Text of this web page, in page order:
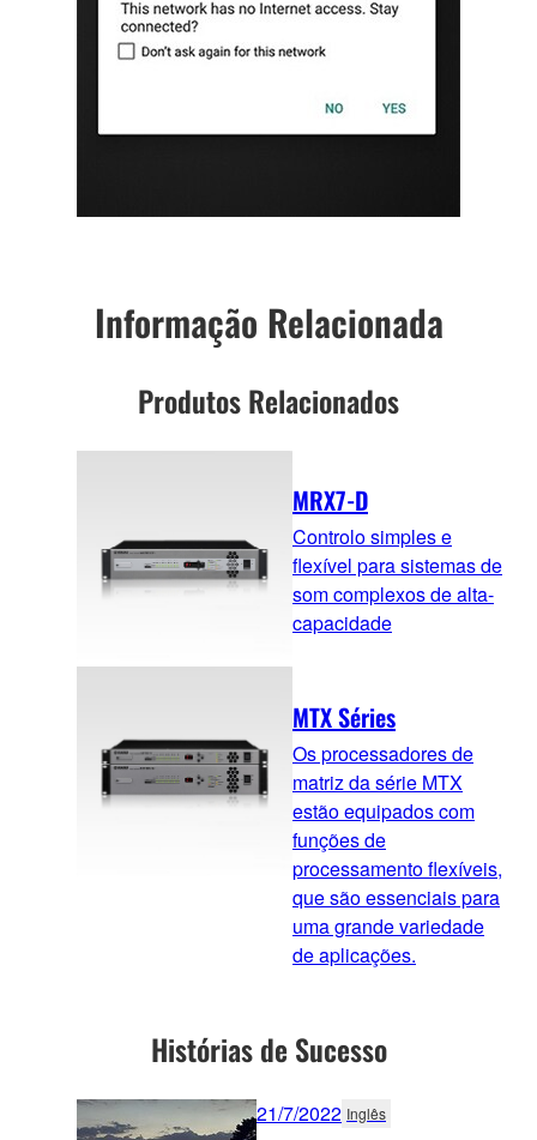
Informação Relacionada
Produtos Relacionados
MRX7-D
Controlo simples e
flexível para sistemas de
som complexos de alta-
capacidade
MTX Séries
Os processadores de
matriz da série MTX
estão equipados com
funções de
processamento flexíveis,
que são essenciais para
uma grande variedade
de aplicações.
Histórias de Sucesso
21/7/2022 Inglês